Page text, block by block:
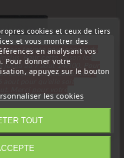
sur7note(s)
cookies et ceux de tiers
et vous montrer des
en analysant vos
Pour donner votre
appuyez sur le bouton
les cookies
TOUT
sera fermée pour congés du
Pour cette raison les
jusqu'au 7 aout 14H00. Pour
devons réceptionner votre
aout pour qu'elle soit